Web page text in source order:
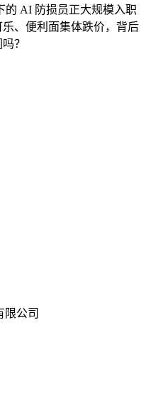
的 AI 防损员正大规模入职
、便利面集体跌价，背后
？
限公司